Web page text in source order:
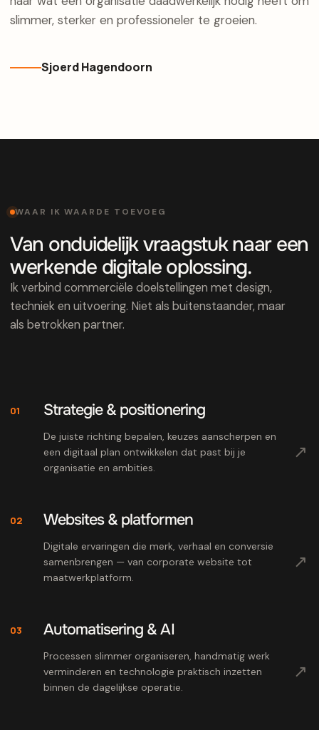
slimmer, sterker en professioneler te groeien.
Sjoerd Hagendoorn
WAAR IK WAARDE TOEVOEG
Van onduidelijk vraagstuk naar een
werkende digitale oplossing.
Ik verbind commerciële doelstellingen met design,
techniek en uitvoering. Niet als buitenstaander, maar
als betrokken partner.
01 Strategie & positionering
De juiste richting bepalen, keuzes aanscherpen en
een digitaal plan ontwikkelen dat past bij je
organisatie en ambities.
↗
02 Websites & platformen
Digitale ervaringen die merk, verhaal en conversie
samenbrengen — van corporate website tot
maatwerkplatform.
↗
03 Automatisering & AI
Processen slimmer organiseren, handmatig werk
verminderen en technologie praktisch inzetten
binnen de dagelijkse operatie.
↗